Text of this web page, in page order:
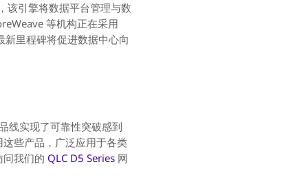
该引擎将数据平台管理与数
等机构正在采用
新里程碑将促进数据中心向
线实现了可靠性突破感到
些产品，广泛应用于各类
我们的 QLC D5 Series 网